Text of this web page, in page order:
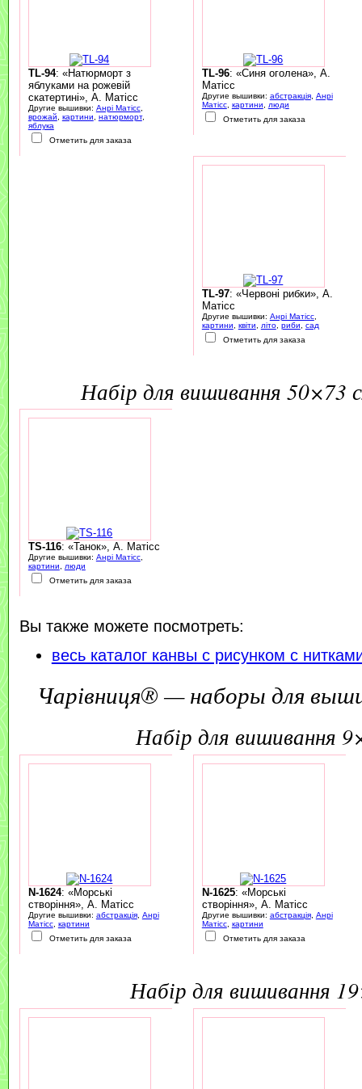
TL-94: «Натюрморт з
яблуками на рожевій
скатертині», А. Матісс
Другие вышивки: Анрі Матісс,
врожай
картини натюрморт,
яблука
Отметить для заказа
TL-96: «Синя оголена», А.
Матісс
Другие вышивки: абстракція, Анрі
Матісс, картини
люди
Отметить для заказа
TL-97: «Червоні рибки», А.
Матісс
Другие вышивки: Анрі Матісс,
картини
квіти літо, риби
сад
Отметить для заказа
набір для вишивання
TS-116: «Танок», А. Матісс
Другие вышивки: Анрі Матісс,
картини, люди
Отметить для заказа
Вы также можете посмотреть:
весь каталог канвы с рисунком с
Чарівниця® — наборы для
набір для вишивання
N-1624: «Морські
створіння», А. Матісс
Другие вышивки: абстракція, Анрі
Матісс, картини
Отметить для заказа
N-1625: «Морські
створіння», А. Матісс
Другие вышивки: абстракція, Анрі
Матісс, картини
Отметить для заказа
набір для вишивання